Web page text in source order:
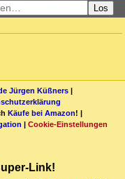
Los
Jürgen Küßners |
Käufe bei Amazon! |
| Cookie-Einstellungen
Link!